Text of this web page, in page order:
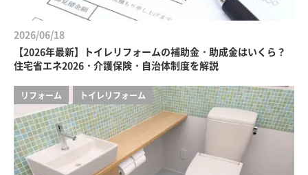
2026/06/18
【2026年最新】トイレリフォームの補助金・助成金はいくら？
住宅省エネ2026・介護保険・自治体制度を解説
リフォーム トイレリフォーム